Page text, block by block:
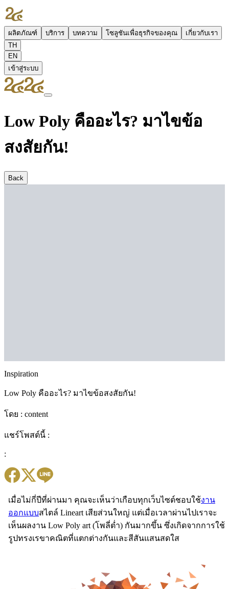
ผลิตภัณฑ์ บริการ บทความ โซลูชันเพื่อธุรกิจของคุณ
เกี่ยวกับเรา
TH
EN
เข้าสู่ระบบ
Low Poly คืออะไร? มาไขข้อ
สงสัยกัน!
Back
Inspiration
Low Poly คืออะไร? มาไขข้อสงสัยกัน!
โดย : content
แชร์โพสต์นี้ :
:
เมื่อไม่กี่ปีที่ผ่านมา คุณจะเห็นว่าเกือบทุกเว็บไซต์ชอบใช้งาน
ออกแบบสไตล์ Lineart เสียส่วนใหญ่ แต่เมื่อเวลาผ่านไปเราจะ
เห็นผลงาน Low Poly art (โพลี่ต่ำ) กันมากขึ้น ซึ่งเกิดจากการใช้
รูปทรงเรขาคณิตที่แตกต่างกันและสีสันแสนสดใส